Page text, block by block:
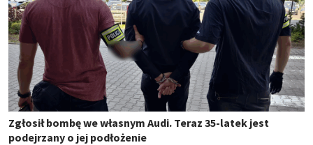
Zgłosił bombę we własnym Audi. Teraz 35-latek jest
podejrzany o jej podłożenie